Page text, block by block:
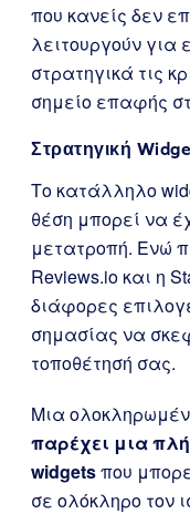
που κανείς δεν
λειτουργούν
στρατηγικά τις
σημείο επαφής
Στρατηγική
Το κατάλληλο
θέση μπορεί να
μετατροπή. Ενώ
Reviews.io και η
διάφορες
σημασίας να
τοποθέτησή σας.
Μια
παρέχει μια
widgetsπου
σε ολόκληρο τον